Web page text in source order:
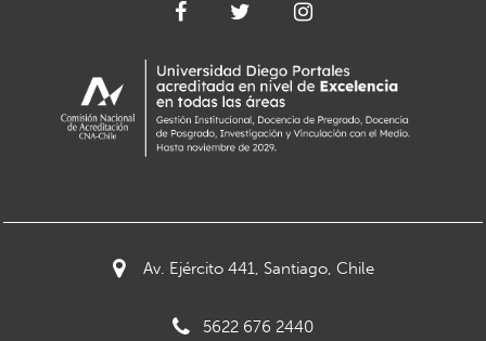
Av. Ejército 441, Santiago, Chile
5622 676 2440